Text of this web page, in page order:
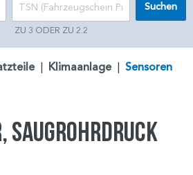
ZU 3 ODER ZU 2.2
Suchen
| Klimaanlage | Sensoren
Saugrohrdruck